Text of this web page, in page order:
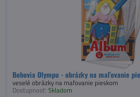
Bohovia Olympu - obrázky na maľovanie
veselé obrázky na maľovanie pieskom
Dostupnosť: Skladom